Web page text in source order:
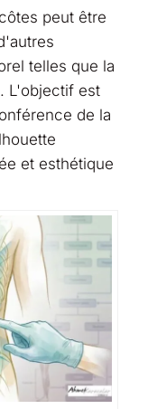
peut être
telles que la
L'objectif est
de la
et esthétique